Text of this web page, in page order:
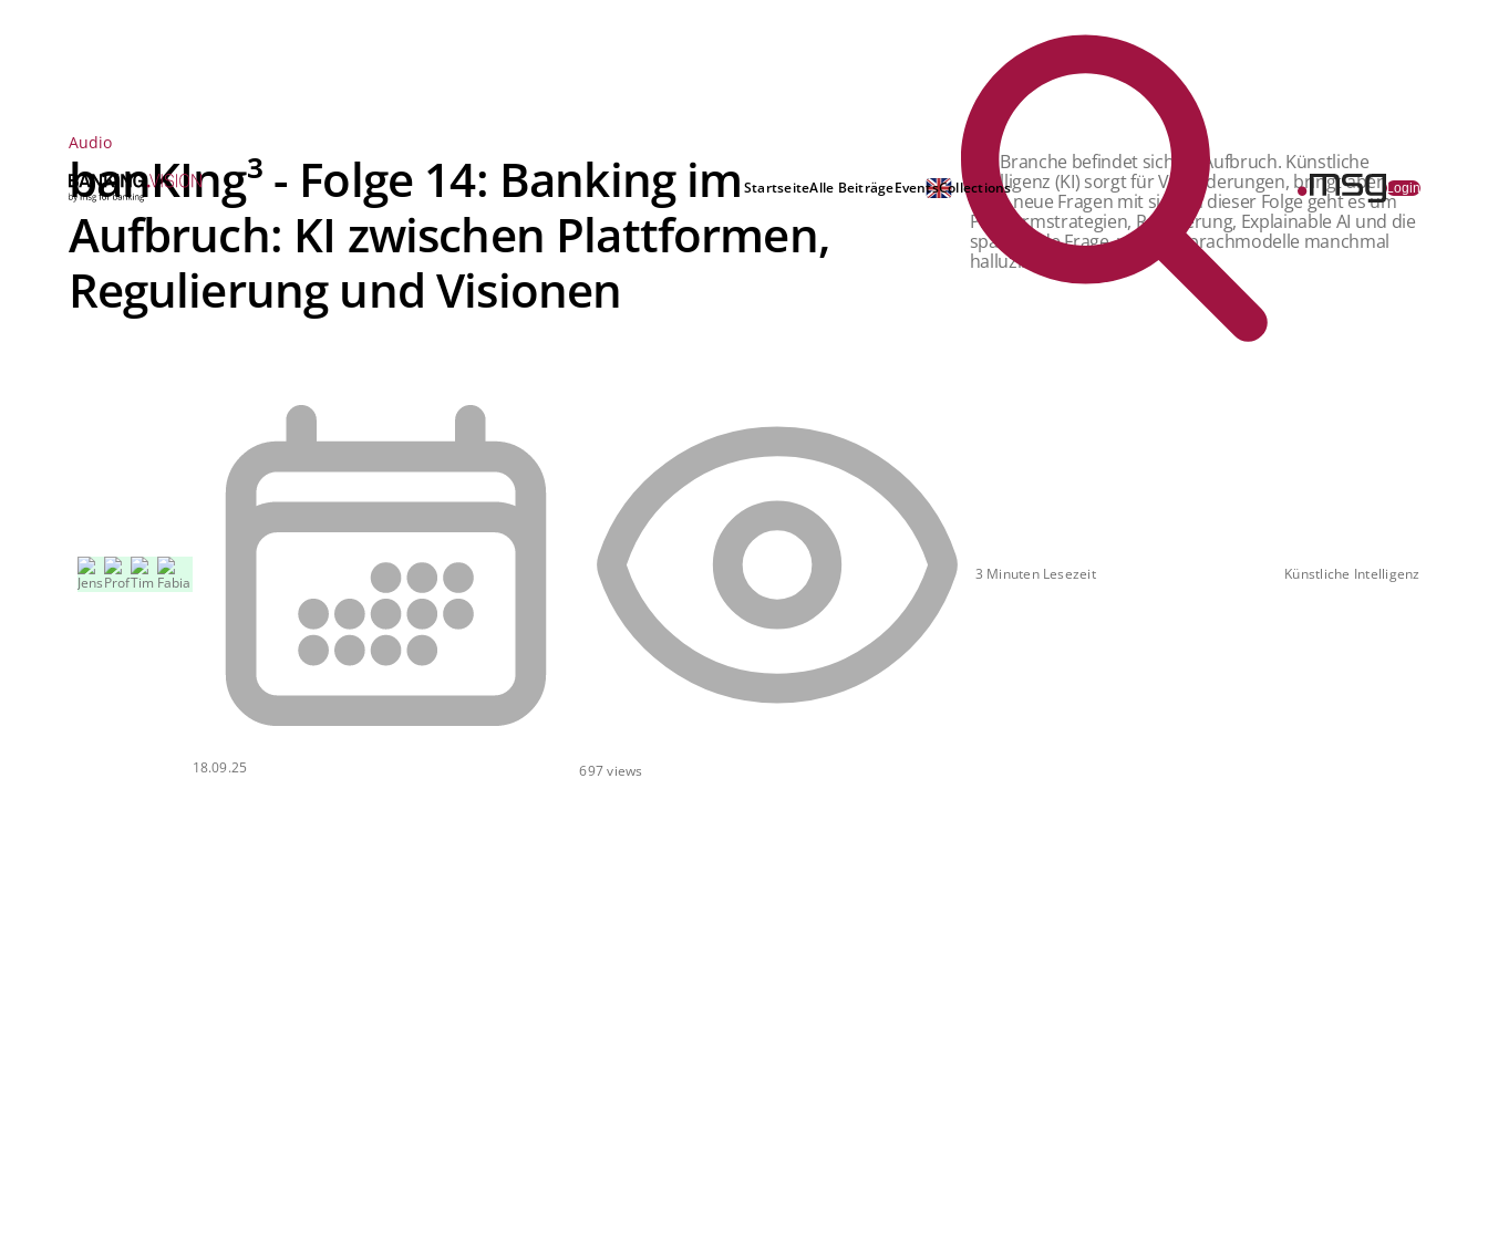
StartseiteAlle BeiträgeEventsCollections Login
Audio
banKIng³ - Folge 14: Banking im
Aufbruch: KI zwischen Plattformen,
Regulierung und Visionen
Die Branche befindet sich im Aufbruch. Künstliche
Intelligenz (KI) sorgt für Veränderungen, bringt aber
auch neue Fragen mit sich. In dieser Folge geht es um
Plattformstrategien, Regulierung, Explainable AI und die
spannende Frage, warum Sprachmodelle manchmal
halluzinieren.
18.09.25 697views
3 Minuten Lesezeit Künstliche Intelligenz